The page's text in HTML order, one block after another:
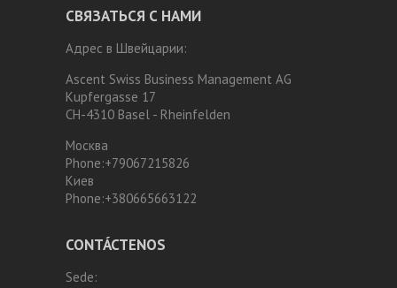
СВЯЗАТЬСЯ С НАМИ
Адрес в Швейцарии:
Ascent Swiss Business Management AG
Kupfergasse 17
CH-4310 Basel - Rheinfelden
Москва
Phone:+79067215826
Киев
Phone:+380665663122
CONTÁCTENOS
Sede: